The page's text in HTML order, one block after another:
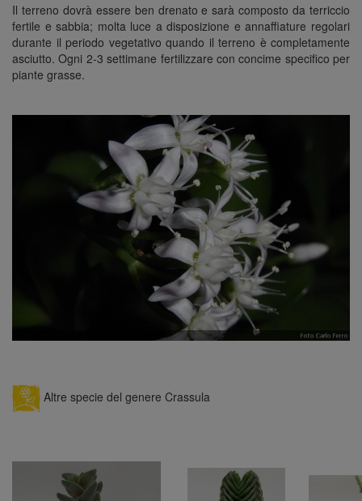
Il terreno dovrà essere ben drenato e sarà composto da terriccio
fertile e sabbia; molta luce a disposizione e annaffiature regolari
durante il periodo vegetativo quando il terreno è completamente
asciutto. Ogni 2-3 settimane fertilizzare con concime specifico per
piante grasse.
Altre specie del genere Crassula